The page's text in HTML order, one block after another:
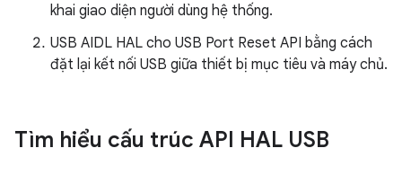
khai giao diện người dùng hệ thống.
USB AIDL HAL cho USB Port Reset API bằng cách
đặt lại kết nối USB giữa thiết bị mục tiêu và máy chủ.
Tìm hiểu cấu trúc API HAL USB